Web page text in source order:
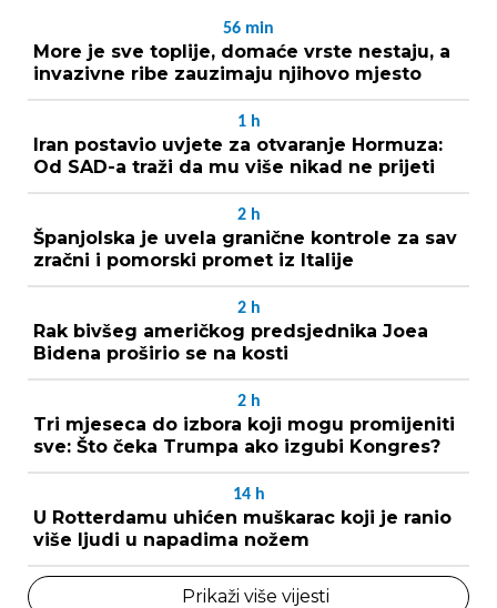
56 min
More je sve toplije, domaće vrste nestaju, a
invazivne ribe zauzimaju njihovo mjesto
1 h
Iran postavio uvjete za otvaranje Hormuza:
Od SAD-a traži da mu više nikad ne prijeti
2 h
Španjolska je uvela granične kontrole za sav
zračni i pomorski promet iz Italije
2 h
Rak bivšeg američkog predsjednika Joea
Bidena proširio se na kosti
2 h
Tri mjeseca do izbora koji mogu promijeniti
sve: Što čeka Trumpa ako izgubi Kongres?
14 h
U Rotterdamu uhićen muškarac koji je ranio
više ljudi u napadima nožem
Prikaži više vijesti